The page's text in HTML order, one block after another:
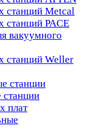
станций Metcal
станций PACE
вакуумного
станций Weller
станции
плат